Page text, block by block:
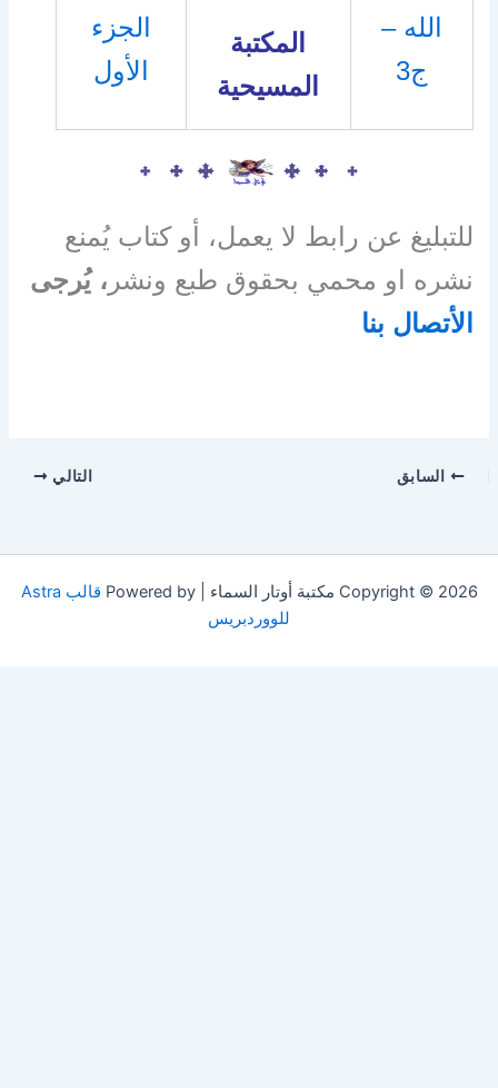
الله –
ج3
الجزء
الأول
المكتبة
المسيحية
للتبليغ عن رابط لا يعمل، أو كتاب يُمنع
نشره او محمي بحقوق طبع ونشر ، يُرجى
الأتصال بنا
السابق التالي
Copyright © 2026 مكتبة أوتار السماء | Powered by
قالب Astra
للووردبريس